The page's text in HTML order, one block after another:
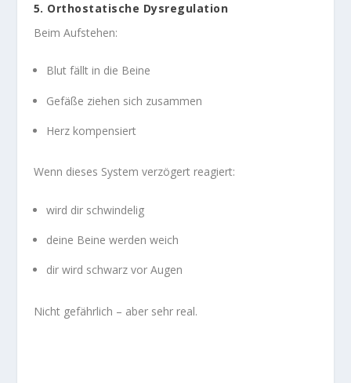
5. Orthostatische Dysregulation
Beim Aufstehen:
Blut fällt in die Beine
Gefäße ziehen sich zusammen
Herz kompensiert
Wenn dieses System verzögert reagiert:
wird dir schwindelig
deine Beine werden weich
dir wird schwarz vor Augen
Nicht gefährlich – aber sehr real.